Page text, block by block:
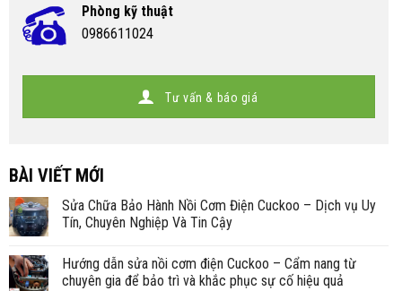
Phòng kỹ thuật
0986611024
Tư vấn & báo giá
BÀI VIẾT MỚI
Sửa Chữa Bảo Hành Nồi Cơm Điện Cuckoo – Dịch vụ Uy
Tín, Chuyên Nghiệp Và Tin Cậy
Hướng dẫn sửa nồi cơm điện Cuckoo – Cẩm nang từ
chuyên gia để bảo trì và khắc phục sự cố hiệu quả